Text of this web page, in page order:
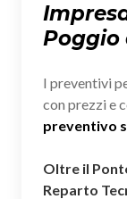
Poggio
I preventivi
con prezzi e
preventivo
Oltre il
Reparto